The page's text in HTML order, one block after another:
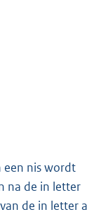
een nis wordt
na de in letter
de in letter a